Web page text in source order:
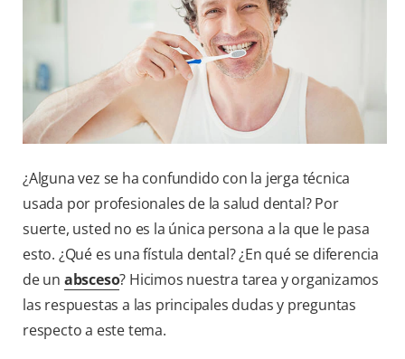
DONDE COMPRAR
MX (ES)
SUSCRÍBASE
¿Alguna vez se ha confundido con la jerga técnica
usada por profesionales de la salud dental? Por
suerte, usted no es la única persona a la que le pasa
esto. ¿Qué es una fístula dental? ¿En qué se diferencia
de un absceso? Hicimos nuestra tarea y organizamos
las respuestas a las principales dudas y preguntas
respecto a este tema.